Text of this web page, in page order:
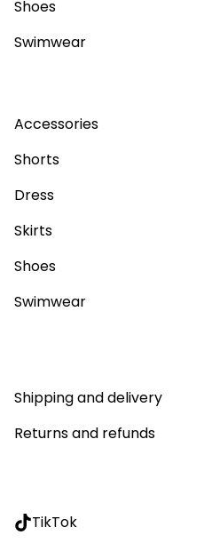
Shoes
Swimwear
Accessories
Shorts
Dress
Skirts
Shoes
Swimwear
Shipping and delivery
Returns and refunds
TikTok